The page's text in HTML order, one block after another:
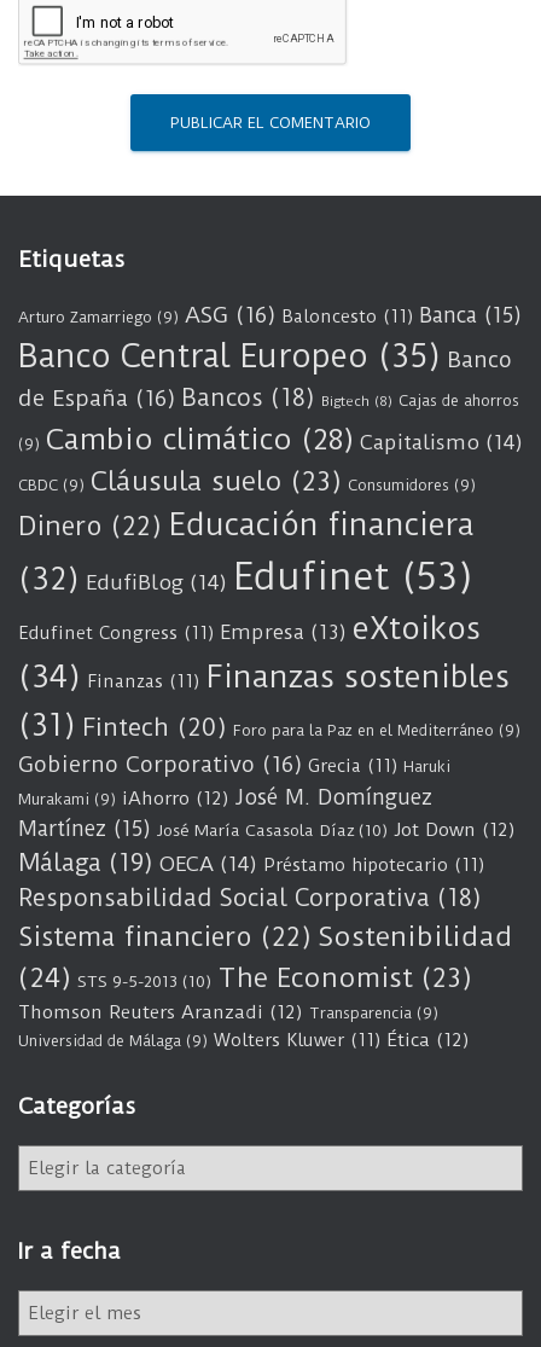
Etiquetas
Arturo Zamarriego (9) ASG (16) Baloncesto (11) Banca (15)
Banco Central Europeo (35) Banco
de España (16) Bancos (18) Bigtech (8) Cajas de ahorros
(9) Cambio climático (28) Capitalismo (14)
CBDC (9) Cláusula suelo (23) Consumidores (9)
Dinero (22) Educación financiera
(32) EdufiBlog (14) Edufinet (53)
Edufinet Congress (11) Empresa (13) eXtoikos
(34) Finanzas (11) Finanzas sostenibles
(31) Fintech (20) Foro para la Paz en el Mediterráneo (9)
Gobierno Corporativo (16) Grecia (11) Haruki
Murakami (9) iAhorro (12) José M. Domínguez
Martínez (15) José María Casasola Díaz(10) Jot Down (12)
Málaga (19) OECA (14) Préstamo hipotecario (11)
Responsabilidad Social Corporativa (18)
Sistema financiero (22) Sostenibilidad
(24) STS 9-5-2013 (10) The Economist (23)
Thomson Reuters Aranzadi (12) Transparencia (9)
Universidad de Málaga (9) Wolters Kluwer (11) Ética (12)
Categorías
e
g
o
Ir a fecha